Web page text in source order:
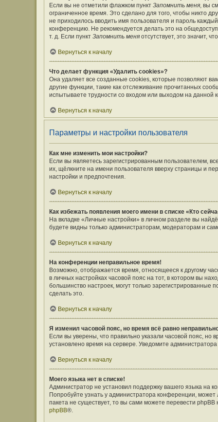
Если вы не отметили флажком пункт Запомнить меня, вы
ограниченное время. Это сделано для того, чтобы никто
не приходилось вводить имя пользователя и пароль
конференцию. Не рекомендуется делать это на
т. д. Если пункт Запомнить меня отсутствует, это значит,
Вернуться к началу
Что делает функция «Удалить cookies»?
Она удаляет все созданные cookies, которые позволяют
другие функции, такие как отслеживание прочитанных
испытываете трудности со входом или выходом на
Вернуться к началу
Параметры и настройки пользователя
Как мне изменить мои настройки?
Если вы являетесь зарегистрированным пользователем,
их, щёлкните на имени пользователя вверху страницы и
настройки и предпочтения.
Вернуться к началу
Как избежать появления моего имени в списке «Кто
На вкладке «Личные настройки» в личном разделе вы
будете видны только администраторам, модераторам и
Вернуться к началу
На конференции неправильное время!
Возможно, отображается время, относящееся к другому
в личных настройках часовой пояс на тот, в котором вы
большинство настроек, могут только
сделать это.
Вернуться к началу
Я изменил часовой пояс, но время всё равно
Если вы уверены, что правильно указали часовой пояс,
установлено время на сервере. Уведомите
Вернуться к началу
Моего языка нет в списке!
Администратор не установил поддержку вашего языка на
Попробуйте узнать у администратора конференции, может
пакета не существует, то вы сами можете перевести
phpBB®.